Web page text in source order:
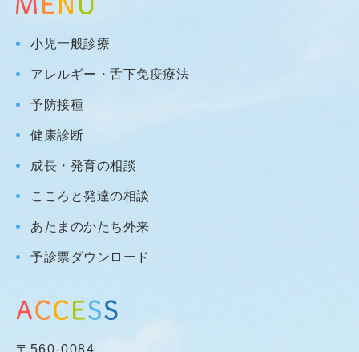
小児一般診療
アレルギー・舌下免疫療法
予防接種
健康診断
成長・発育の相談
こころと発達の相談
あたまのかたち外来
予診票ダウンロード